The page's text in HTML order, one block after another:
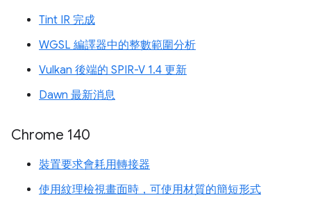
Tint IR 完成
WGSL 編譯器中的整數範圍分析
Vulkan 後端的 SPIR-V 1.4 更新
Dawn 最新消息
Chrome 140
裝置要求會耗用轉接器
使用紋理檢視畫面時，可使用材質的簡短形式